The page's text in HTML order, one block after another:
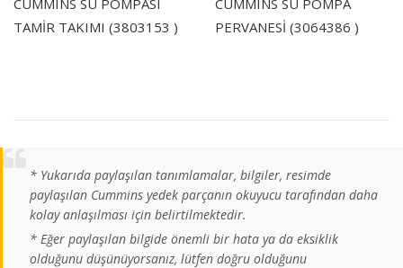
TAMİR TAKIMI (3803153 )
PERVANESİ (3064386 )
* Yukarıda paylaşılan tanımlamalar, bilgiler, resimde
paylaşılan Cummins yedek parçanın okuyucu tarafından daha
kolay anlaşılması için belirtilmektedir.
* Eğer paylaşılan bilgide önemli bir hata ya da eksiklik
olduğunu düşünüyorsanız, lütfen doğru olduğunu